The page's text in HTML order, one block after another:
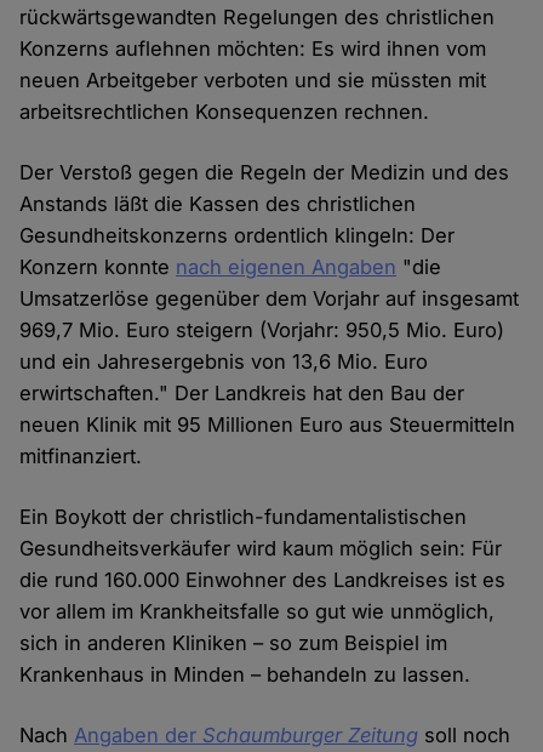
rückwärtsgewandten Regelungen des christlichen
Konzerns auflehnen möchten: Es wird ihnen vom
neuen Arbeitgeber verboten und sie müssten mit
arbeitsrechtlichen Konsequenzen rechnen.
Der Verstoß gegen die Regeln der Medizin und des
Anstands läßt die Kassen des christlichen
Gesundheitskonzerns ordentlich klingeln: Der
Konzern konnte nach eigenen Angaben "die
Umsatzerlöse gegenüber dem Vorjahr auf insgesamt
969,7 Mio. Euro steigern (Vorjahr: 950,5 Mio. Euro)
und ein Jahresergebnis von 13,6 Mio. Euro
erwirtschaften." Der Landkreis hat den Bau der
neuen Klinik mit 95 Millionen Euro aus Steuermitteln
mitfinanziert.
Ein Boykott der christlich-fundamentalistischen
Gesundheitsverkäufer wird kaum möglich sein: Für
die rund 160.000 Einwohner des Landkreises ist es
vor allem im Krankheitsfalle so gut wie unmöglich,
sich in anderen Kliniken – so zum Beispiel im
Krankenhaus in Minden – behandeln zu lassen.
NachAngaben der Schaumburger Zeitung soll noch